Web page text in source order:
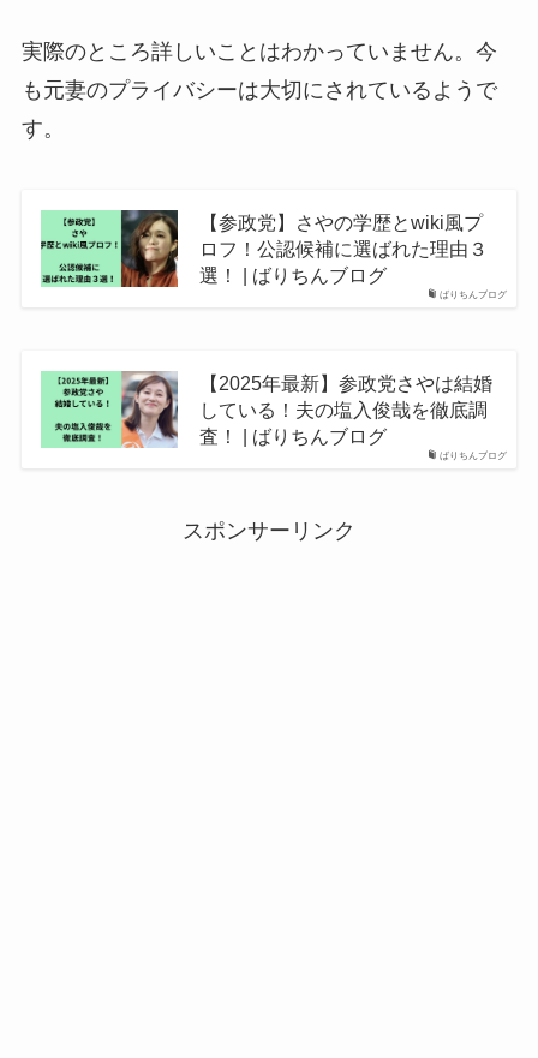
実際のところ詳しいことはわかっていません。今
も元妻のプライバシーは大切にされているようで
す。
ばりちんブログ
【参政党】さやの学歴とwiki風プ
ロフ！公認候補に選ばれた理由３
選！ | ばりちんブログ
ばりちんブログ
【2025年最新】参政党さやは結婚
している！夫の塩入俊哉を徹底調
査！ | ばりちんブログ
スポンサーリンク